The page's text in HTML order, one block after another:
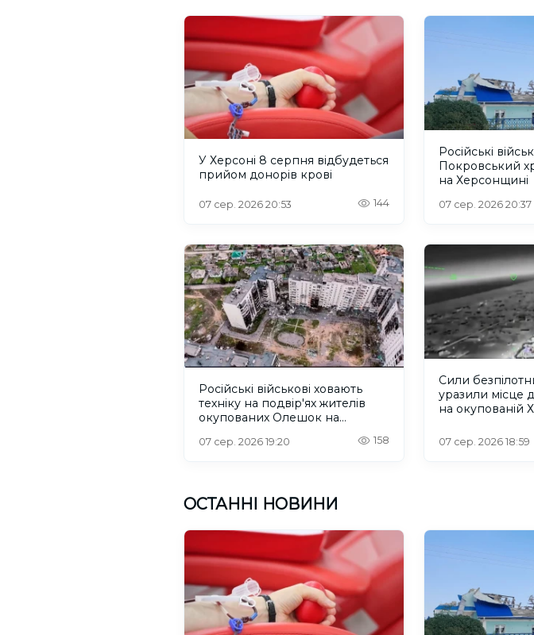
У Херсоні 8 серпня відбудеться
прийом донорів крові
07 сер. 2026 20:53 144
Російські
Покровський
на Херсонщині
07 сер. 2026 20:37
Російські військові ховають
техніку на подвір'ях жителів
окупованих Олешок на
07 сер. 2026 19:20 158
Сили
уразили місце
на окупованій
07 сер. 2026 18:59
ОСТАННІ НОВИНИ